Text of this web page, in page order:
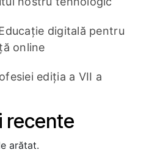
digitală pentru
online
ediția a VII a
recente
arătat.